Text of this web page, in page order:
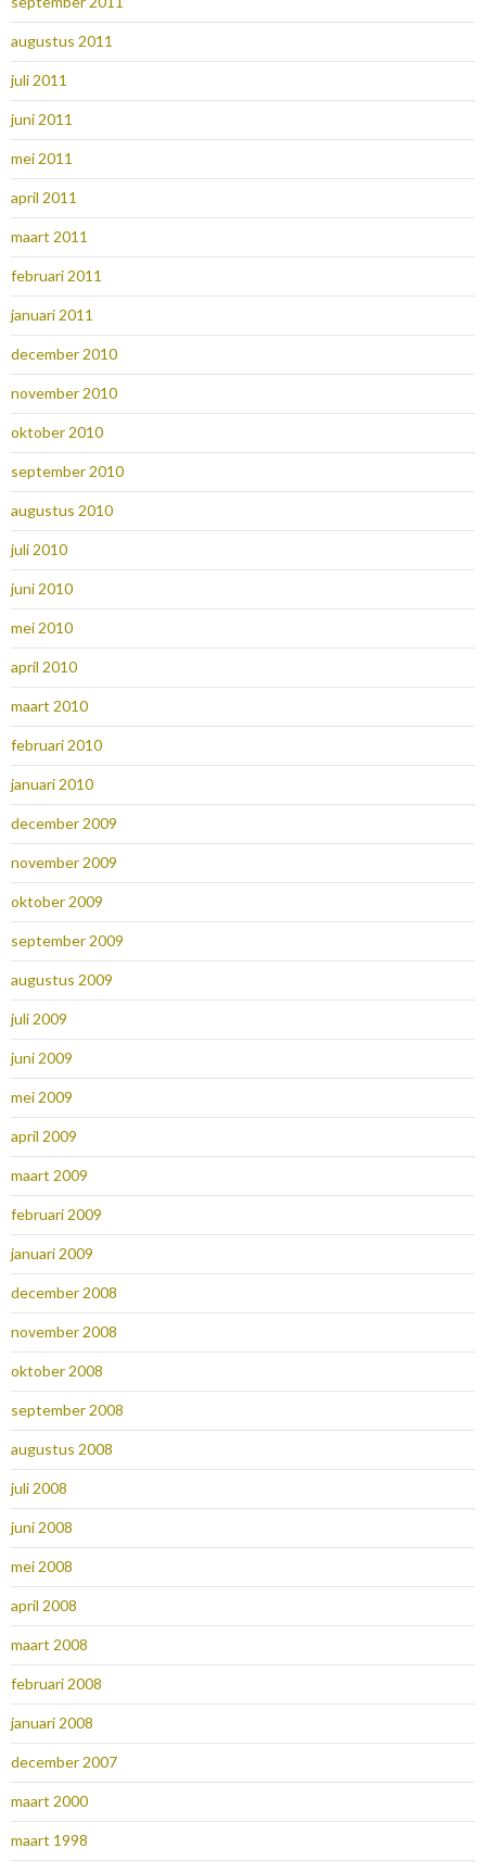
augustus 2011
juli 2011
juni 2011
mei 2011
april 2011
maart 2011
februari 2011
januari 2011
december 2010
november 2010
oktober 2010
september 2010
augustus 2010
juli 2010
juni 2010
mei 2010
april 2010
maart 2010
februari 2010
januari 2010
december 2009
november 2009
oktober 2009
september 2009
augustus 2009
juli 2009
juni 2009
mei 2009
april 2009
maart 2009
februari 2009
januari 2009
december 2008
november 2008
oktober 2008
september 2008
augustus 2008
juli 2008
juni 2008
mei 2008
april 2008
maart 2008
februari 2008
januari 2008
december 2007
maart 2000
maart 1998